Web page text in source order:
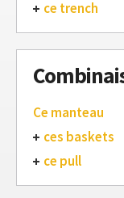
ce trench
Ce manteau
ces baskets
ce pull